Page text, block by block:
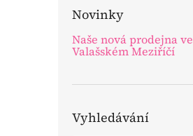
Novinky
Naše nová prodejna ve
Valašském Meziříčí
Vyhledávání